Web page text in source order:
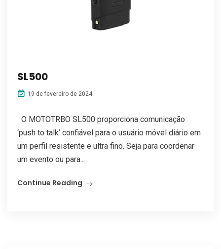
SL500
19 de fevereiro de 2024
O MOTOTRBO SL500 proporciona comunicação
‘push to talk’ confiável para o usuário móvel diário em
um perfil resistente e ultra fino. Seja para coordenar
um evento ou para...
Continue Reading